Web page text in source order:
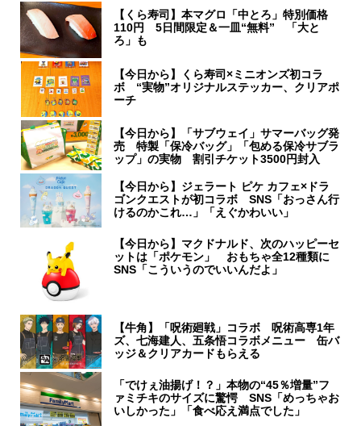
【くら寿司】本マグロ「中とろ」特別価格
110円 5日間限定＆一皿“無料” 「大と
ろ」も
【今日から】くら寿司×ミニオンズ初コラ
ボ “実物”オリジナルステッカー、クリアポ
ーチ
【今日から】「サブウェイ」サマーバッグ発
売 特製「保冷バッグ」「包める保冷サブラ
ップ」の実物 割引チケット3500円封入
【今日から】ジェラート ピケ カフェ×ドラ
ゴンクエストが初コラボ SNS「おっさん行
けるのかこれ…」「えぐかわいい」
【今日から】マクドナルド、次のハッピーセ
ットは「ポケモン」 おもちゃ全12種類に
SNS「こういうのでいいんだよ」
【牛角】「呪術廻戦」コラボ 呪術高専1年
ズ、七海建人、五条悟コラボメニュー 缶バ
ッジ＆クリアカードもらえる
「でけぇ油揚げ！？」本物の“45％増量”フ
ァミチキのサイズに驚愕 SNS「めっちゃお
いしかった」「食べ応え満点でした」